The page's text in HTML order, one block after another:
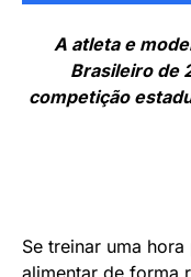
A atleta e
Brasileiro de
competição
Se treinar uma
alimentar de forma